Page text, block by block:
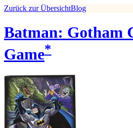
Zurück zur ÜbersichtBlog
Batman: Gotham
Game*